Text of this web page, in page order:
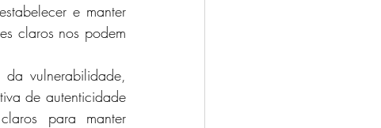
e manter
claros nos podem
vulnerabilidade,
de autenticidade
para manter